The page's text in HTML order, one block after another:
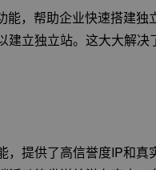
能，帮助企业快速搭建
建立独立站。这大大解
，提供了高信誉度IP和